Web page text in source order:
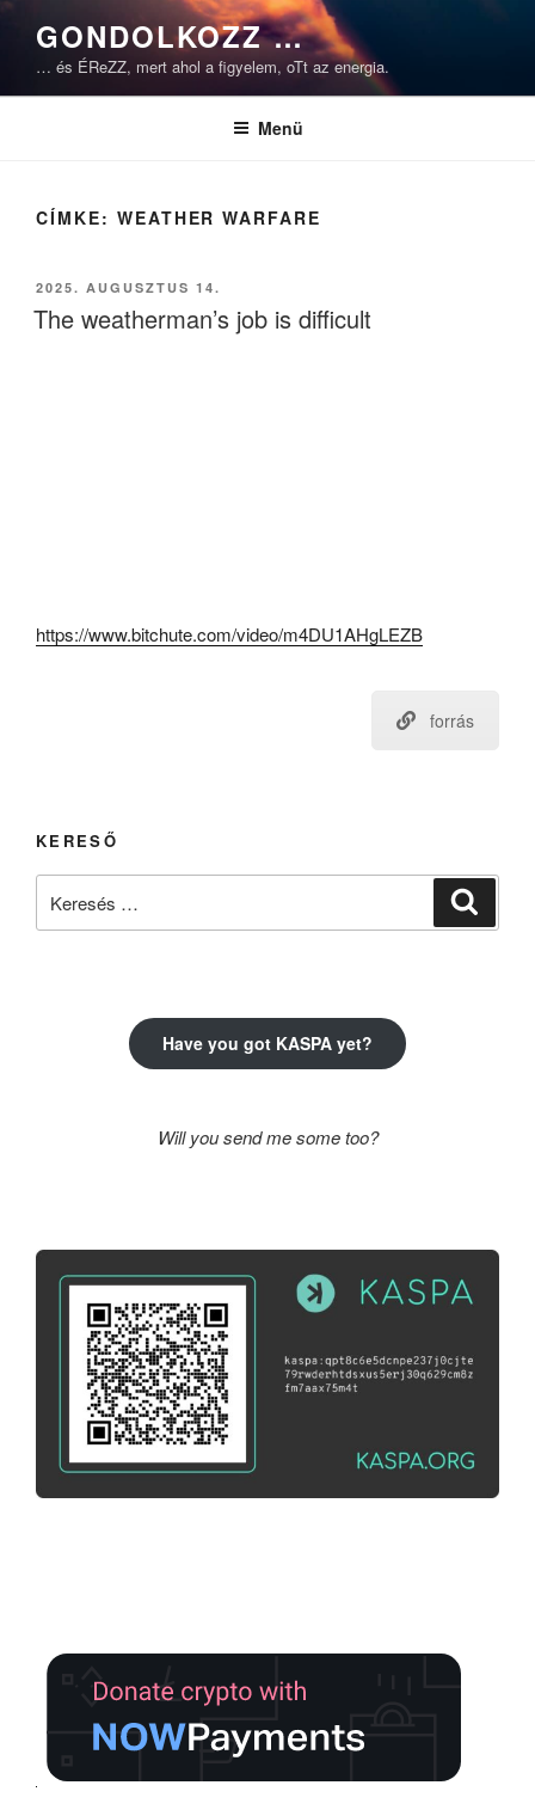
Tartalomhoz
GONDOLKOZZ …
… és ÉReZZ, mert ahol a figyelem, oTt az energia.
Menü
CÍMKE: WEATHER WARFARE
BEKÜLDVE:
2025. AUGUSZTUS 14.
The weatherman’s job is difficult
https://www.bitchute.com/video/m4DU1AHgLEZB
forrás
KERESŐ
Have you got KASPA yet?
Will you send me some too?